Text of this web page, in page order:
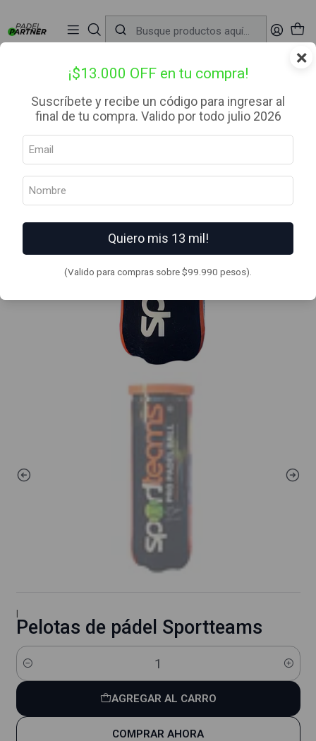
×
¡$13.000 OFF en tu compra!
Suscríbete y recibe un código para ingresar al
final de tu compra. Valido por todo julio 2026
Quiero mis 13 mil!
(Valido para compras sobre $99.990 pesos).
📦 Envío Gratis desde $99.990 — Entrega en RM el mismo día🔥Compra
antes de las 12:00 hrs (día hábil) y recibe hoy mismo.
|
Pelotas de pádel Sportteams
Cantidad
AGREGAR AL CARRO
COMPRAR AHORA